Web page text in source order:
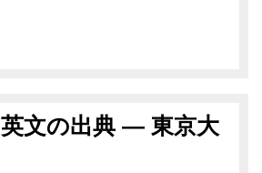
文の出典 ― 東京大